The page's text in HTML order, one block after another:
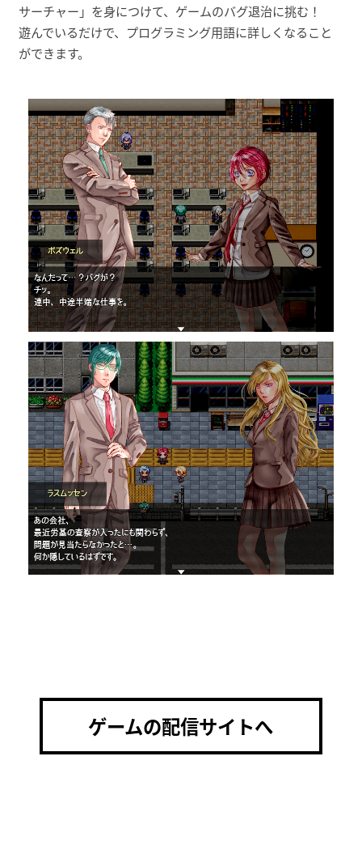
サーチャー」を身につけて、ゲームのバグ退治に挑む！
遊んでいるだけで、プログラミング用語に詳しくなること
ができます。
ゲームの配信サイトへ